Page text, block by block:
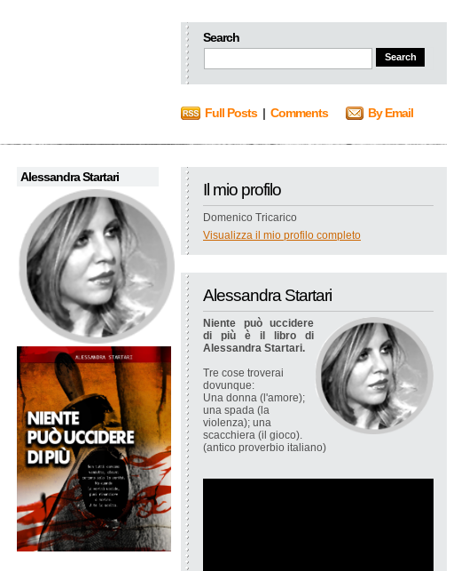
Search
Full Posts| Comments By Email
Alessandra Startari
Il mio profilo
Domenico Tricarico
Visualizza il mio profilo completo
Alessandra Startari
Niente può uccidere
di più è il libro di
Alessandra Startari.
Tre cose troverai
dovunque:
Una donna (l'amore);
una spada (la
violenza); una
scacchiera (il gioco).
(antico proverbio italiano)